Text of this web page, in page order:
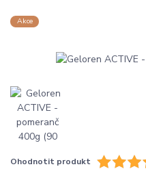
Akce
Ohodnotit produkt